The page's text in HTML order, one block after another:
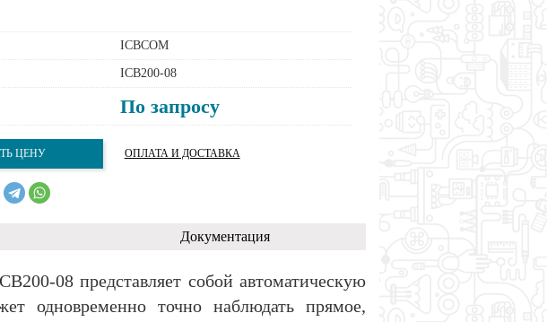
ICBCOM
ICB200-08
По запросу
ЦЕНУ ОПЛАТА И ДОСТАВКА
Документация
08 представляет собой автоматическую
одновременно точно наблюдать прямое,